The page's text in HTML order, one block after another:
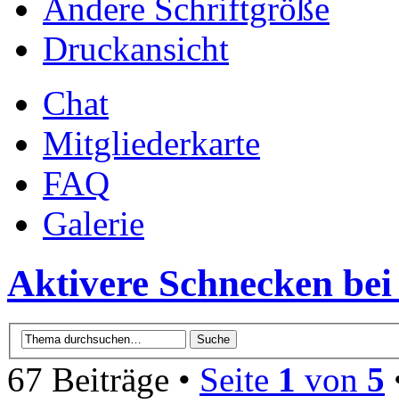
Ändere Schriftgröße
Druckansicht
Chat
Mitgliederkarte
FAQ
Galerie
Aktivere Schnecken
67 Beiträge • Seite 1 von 5